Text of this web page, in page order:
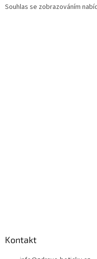
Souhlas se zobrazováním
Kontakt